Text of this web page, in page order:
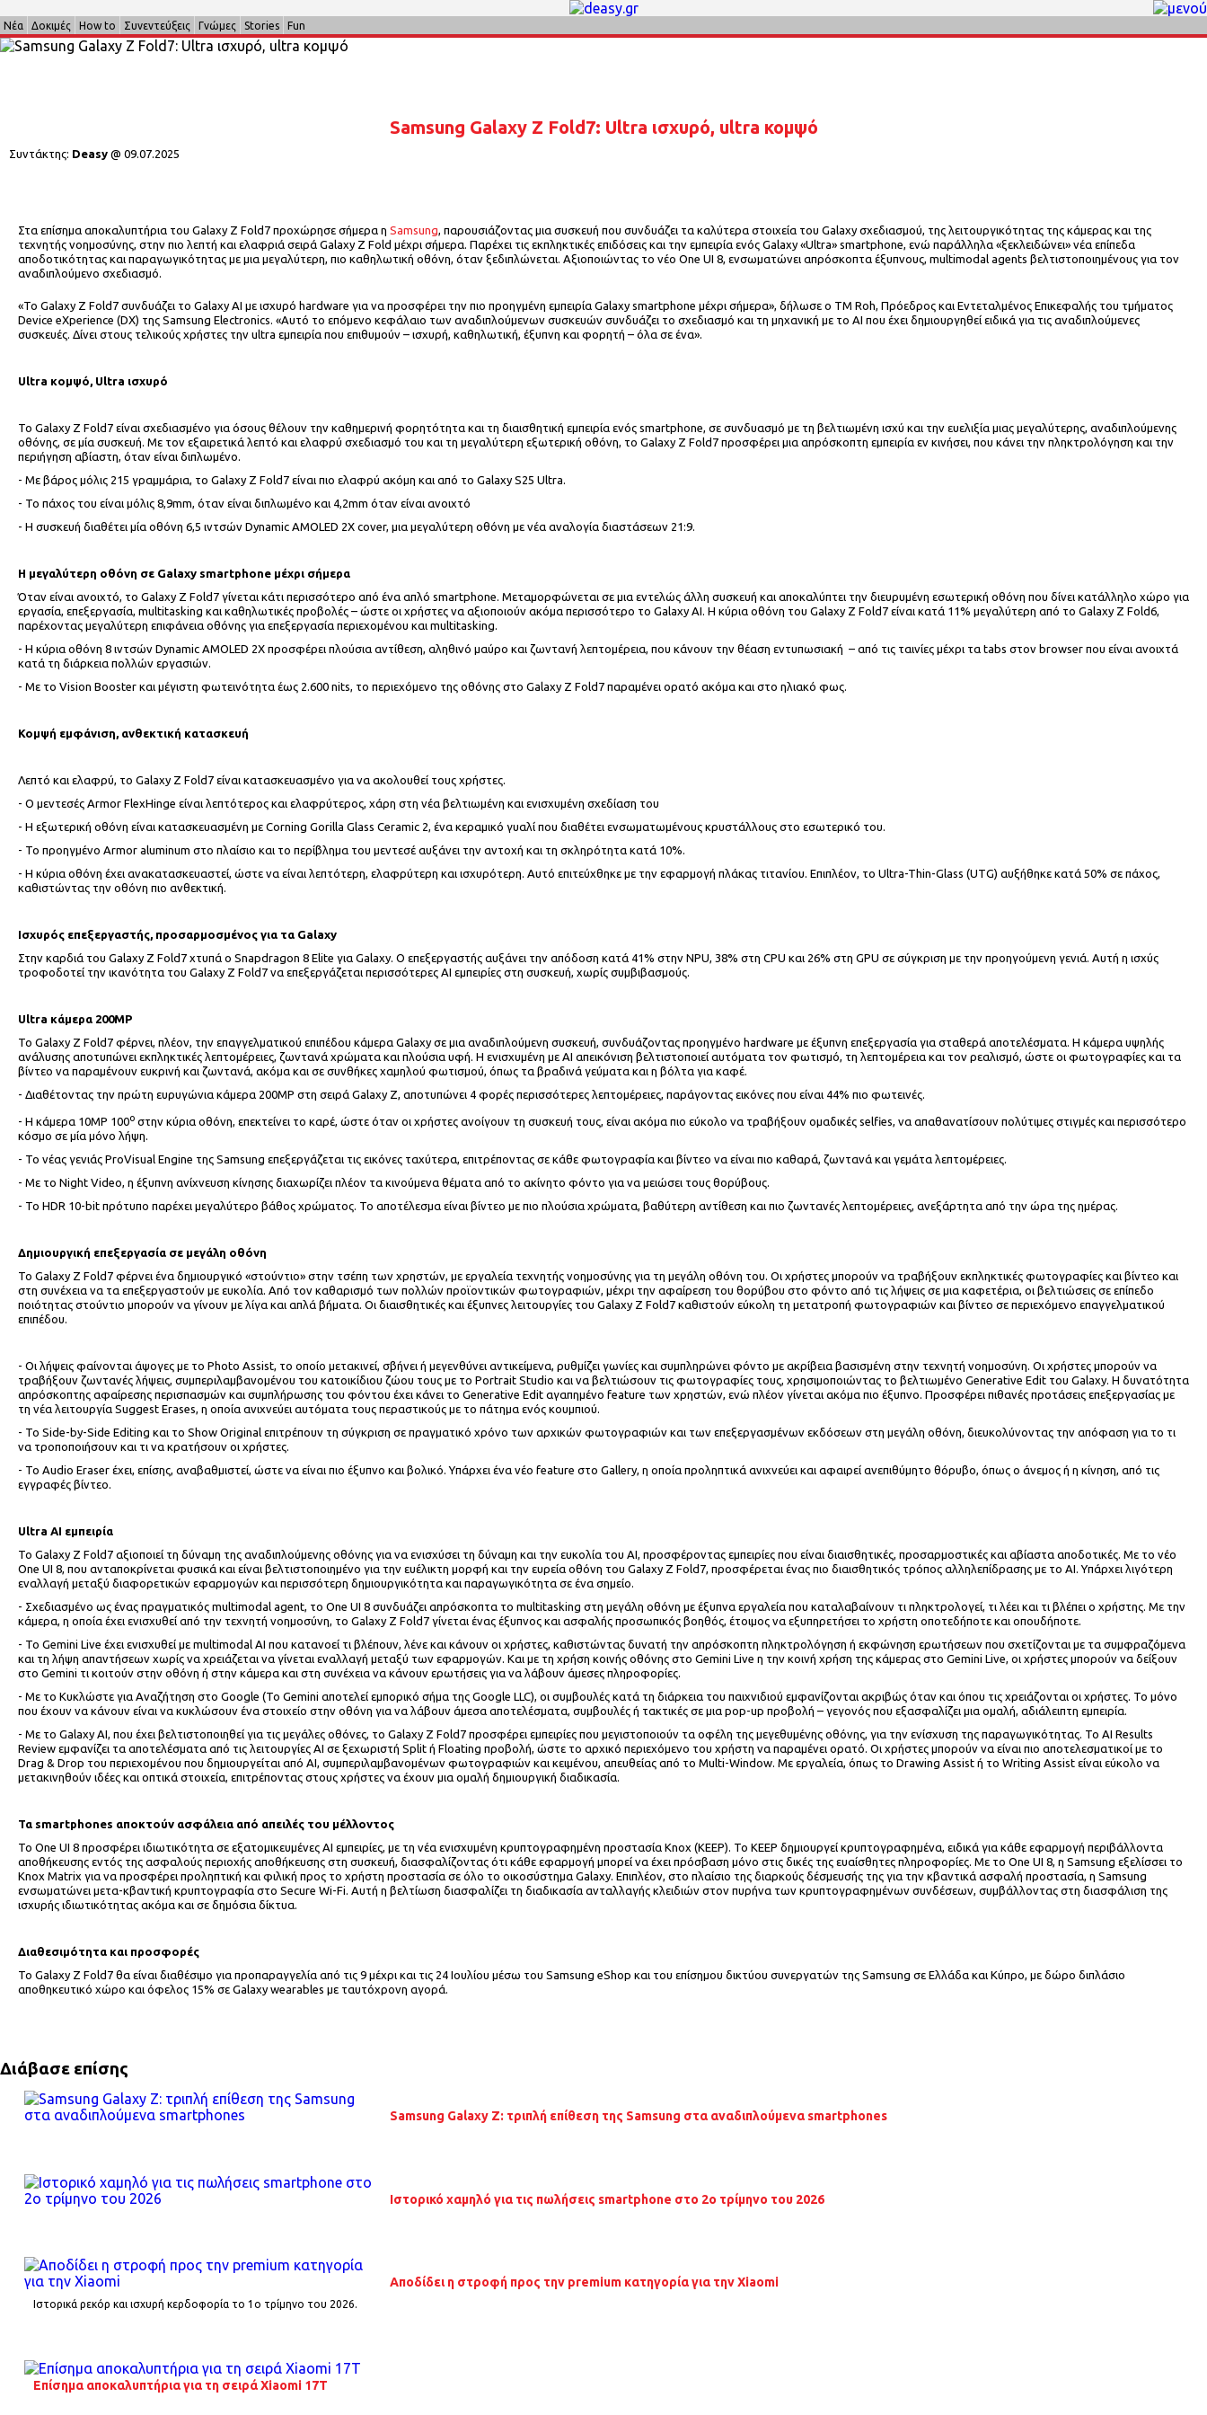
Νέα Δοκιμές How to Συνεντεύξεις Γνώμες Stories Fun
Samsung Galaxy Z Fold7: Ultra ισχυρό, ultra κομψό
Συντάκτης: Deasy @ 09.07.2025
Στα επίσημα αποκαλυπτήρια του Galaxy Z Fold7 προχώρησε σήμερα η Samsung, παρουσιάζοντας μια συσκευή που συνδυάζει τα καλύτερα στοιχεία του Galaxy σχεδιασμού, της λειτουργικότητας της κάμερας και της
τεχνητής νοημοσύνης, στην πιο λεπτή και ελαφριά σειρά Galaxy Z Fold μέχρι σήμερα. Παρέχει τις εκπληκτικές επιδόσεις και την εμπειρία ενός Galaxy «Ultra» smartphone, ενώ παράλληλα «ξεκλειδώνει» νέα επίπεδα
αποδοτικότητας και παραγωγικότητας με μια μεγαλύτερη, πιο καθηλωτική οθόνη, όταν ξεδιπλώνεται. Αξιοποιώντας το νέο One UI 8, ενσωματώνει απρόσκοπτα έξυπνους, multimodal agents βελτιστοποιημένους για τον
αναδιπλούμενο σχεδιασμό.
«Το Galaxy Z Fold7 συνδυάζει το Galaxy AI με ισχυρό hardware για να προσφέρει την πιο προηγμένη εμπειρία Galaxy smartphone μέχρι σήμερα», δήλωσε ο TM Roh, Πρόεδρος και Εντεταλμένος Επικεφαλής του τμήματος
Device eXperience (DX) της Samsung Electronics. «Αυτό το επόμενο κεφάλαιο των αναδιπλούμενων συσκευών συνδυάζει το σχεδιασμό και τη μηχανική με το AI που έχει δημιουργηθεί ειδικά για τις αναδιπλούμενες
συσκευές. Δίνει στους τελικούς χρήστες την ultra εμπειρία που επιθυμούν – ισχυρή, καθηλωτική, έξυπνη και φορητή – όλα σε ένα».
Ultra κομψό, Ultra ισχυρό
Το Galaxy Z Fold7 είναι σχεδιασμένο για όσους θέλουν την καθημερινή φορητότητα και τη διαισθητική εμπειρία ενός smartphone, σε συνδυασμό με τη βελτιωμένη ισχύ και την ευελιξία μιας μεγαλύτερης, αναδιπλούμενης
οθόνης, σε μία συσκευή. Με τον εξαιρετικά λεπτό και ελαφρύ σχεδιασμό του και τη μεγαλύτερη εξωτερική οθόνη, το Galaxy Z Fold7 προσφέρει μια απρόσκοπτη εμπειρία εν κινήσει, που κάνει την πληκτρολόγηση και την
περιήγηση αβίαστη, όταν είναι διπλωμένο.
- Με βάρος μόλις 215 γραμμάρια, το Galaxy Z Fold7 είναι πιο ελαφρύ ακόμη και από το Galaxy S25 Ultra.
- Το πάχος του είναι μόλις 8,9mm, όταν είναι διπλωμένο και 4,2mm όταν είναι ανοιχτό
- Η συσκευή διαθέτει μία οθόνη 6,5 ιντσών Dynamic AMOLED 2X cover, μια μεγαλύτερη οθόνη με νέα αναλογία διαστάσεων 21:9.
Η μεγαλύτερη οθόνη σε Galaxy smartphone μέχρι σήμερα
Όταν είναι ανοιχτό, το Galaxy Z Fold7 γίνεται κάτι περισσότερο από ένα απλό smartphone. Μεταμορφώνεται σε μια εντελώς άλλη συσκευή και αποκαλύπτει την διευρυμένη εσωτερική οθόνη που δίνει κατάλληλο χώρο για
εργασία, επεξεργασία, multitasking και καθηλωτικές προβολές – ώστε οι χρήστες να αξιοποιούν ακόμα περισσότερο το Galaxy AI. Η κύρια οθόνη του Galaxy Z Fold7 είναι κατά 11% μεγαλύτερη από το Galaxy Z Fold6,
παρέχοντας μεγαλύτερη επιφάνεια οθόνης για επεξεργασία περιεχομένου και multitasking.
- Η κύρια οθόνη 8 ιντσών Dynamic AMOLED 2Χ προσφέρει πλούσια αντίθεση, αληθινό μαύρο και ζωντανή λεπτομέρεια, που κάνουν την θέαση εντυπωσιακή – από τις ταινίες μέχρι τα tabs στον browser που είναι ανοιχτά
κατά τη διάρκεια πολλών εργασιών.
- Με το Vision Booster και μέγιστη φωτεινότητα έως 2.600 nits, το περιεχόμενο της οθόνης στο Galaxy Z Fold7 παραμένει ορατό ακόμα και στο ηλιακό φως.
Κομψή εμφάνιση, ανθεκτική κατασκευή
Λεπτό και ελαφρύ, το Galaxy Z Fold7 είναι κατασκευασμένο για να ακολουθεί τους χρήστες.
- Ο μεντεσές Armor FlexHinge είναι λεπτότερος και ελαφρύτερος, χάρη στη νέα βελτιωμένη και ενισχυμένη σχεδίαση του
- Η εξωτερική οθόνη είναι κατασκευασμένη με Corning Gorilla Glass Ceramic 2, ένα κεραμικό γυαλί που διαθέτει ενσωματωμένους κρυστάλλους στο εσωτερικό του.
- Το προηγμένο Armor aluminum στο πλαίσιο και το περίβλημα του μεντεσέ αυξάνει την αντοχή και τη σκληρότητα κατά 10%.
- Η κύρια οθόνη έχει ανακατασκευαστεί, ώστε να είναι λεπτότερη, ελαφρύτερη και ισχυρότερη. Αυτό επιτεύχθηκε με την εφαρμογή πλάκας τιτανίου. Επιπλέον, το Ultra-Thin-Glass (UTG) αυξήθηκε κατά 50% σε πάχος,
καθιστώντας την οθόνη πιο ανθεκτική.
Ισχυρός επεξεργαστής, προσαρμοσμένος για τα Galaxy
Στην καρδιά του Galaxy Z Fold7 χτυπά ο Snapdragon 8 Elite για Galaxy. Ο επεξεργαστής αυξάνει την απόδοση κατά 41% στην NPU, 38% στη CPU και 26% στη GPU σε σύγκριση με την προηγούμενη γενιά. Αυτή η ισχύς
τροφοδοτεί την ικανότητα του Galaxy Z Fold7 να επεξεργάζεται περισσότερες AI εμπειρίες στη συσκευή, χωρίς συμβιβασμούς.
Ultra κάμερα 200MP
Το Galaxy Z Fold7 φέρνει, πλέον, την επαγγελματικού επιπέδου κάμερα Galaxy σε μια αναδιπλούμενη συσκευή, συνδυάζοντας προηγμένο hardware με έξυπνη επεξεργασία για σταθερά αποτελέσματα. Η κάμερα υψηλής
ανάλυσης αποτυπώνει εκπληκτικές λεπτομέρειες, ζωντανά χρώματα και πλούσια υφή. Η ενισχυμένη με AI απεικόνιση βελτιστοποιεί αυτόματα τον φωτισμό, τη λεπτομέρεια και τον ρεαλισμό, ώστε οι φωτογραφίες και τα
βίντεο να παραμένουν ευκρινή και ζωντανά, ακόμα και σε συνθήκες χαμηλού φωτισμού, όπως τα βραδινά γεύματα και η βόλτα για καφέ.
- Διαθέτοντας την πρώτη ευρυγώνια κάμερα 200MP στη σειρά Galaxy Z, αποτυπώνει 4 φορές περισσότερες λεπτομέρειες, παράγοντας εικόνες που είναι 44% πιο φωτεινές.
- Η κάμερα 10MP 100ο στην κύρια οθόνη, επεκτείνει το καρέ, ώστε όταν οι χρήστες ανοίγουν τη συσκευή τους, είναι ακόμα πιο εύκολο να τραβήξουν ομαδικές selfies, να απαθανατίσουν πολύτιμες στιγμές και περισσότερο
κόσμο σε μία μόνο λήψη.
- To νέας γενιάς ProVisual Engine της Samsung επεξεργάζεται τις εικόνες ταχύτερα, επιτρέποντας σε κάθε φωτογραφία και βίντεο να είναι πιο καθαρά, ζωντανά και γεμάτα λεπτομέρειες.
- Με το Night Video, η έξυπνη ανίχνευση κίνησης διαχωρίζει πλέον τα κινούμενα θέματα από το ακίνητο φόντο για να μειώσει τους θορύβους.
- Το HDR 10-bit πρότυπο παρέχει μεγαλύτερο βάθος χρώματος. Το αποτέλεσμα είναι βίντεο με πιο πλούσια χρώματα, βαθύτερη αντίθεση και πιο ζωντανές λεπτομέρειες, ανεξάρτητα από την ώρα της ημέρας.
Δημιουργική επεξεργασία σε μεγάλη οθόνη
Το Galaxy Z Fold7 φέρνει ένα δημιουργικό «στούντιο» στην τσέπη των χρηστών, με εργαλεία τεχνητής νοημοσύνης για τη μεγάλη οθόνη του. Οι χρήστες μπορούν να τραβήξουν εκπληκτικές φωτογραφίες και βίντεο και
στη συνέχεια να τα επεξεργαστούν με ευκολία. Από τον καθαρισμό των πολλών προϊοντικών φωτογραφιών, μέχρι την αφαίρεση του θορύβου στο φόντο από τις λήψεις σε μια καφετέρια, οι βελτιώσεις σε επίπεδο
ποιότητας στούντιο μπορούν να γίνουν με λίγα και απλά βήματα. Οι διαισθητικές και έξυπνες λειτουργίες του Galaxy Z Fold7 καθιστούν εύκολη τη μετατροπή φωτογραφιών και βίντεο σε περιεχόμενο επαγγελματικού
επιπέδου.
- Οι λήψεις φαίνονται άψογες με το Photo Assist, το οποίο μετακινεί, σβήνει ή μεγενθύνει αντικείμενα, ρυθμίζει γωνίες και συμπληρώνει φόντο με ακρίβεια βασισμένη στην τεχνητή νοημοσύνη. Οι χρήστες μπορούν να
τραβήξουν ζωντανές λήψεις, συμπεριλαμβανομένου του κατοικίδιου ζώου τους με το Portrait Studio και να βελτιώσουν τις φωτογραφίες τους, χρησιμοποιώντας το βελτιωμένο Generative Edit του Galaxy. Η δυνατότητα
απρόσκοπτης αφαίρεσης περισπασμών και συμπλήρωσης του φόντου έχει κάνει το Generative Edit αγαπημένο feature των χρηστών, ενώ πλέον γίνεται ακόμα πιο έξυπνο. Προσφέρει πιθανές προτάσεις επεξεργασίας με
τη νέα λειτουργία Suggest Erases, η οποία ανιχνεύει αυτόματα τους περαστικούς με το πάτημα ενός κουμπιού.
- Το Side-by-Side Editing και το Show Original επιτρέπουν τη σύγκριση σε πραγματικό χρόνο των αρχικών φωτογραφιών και των επεξεργασμένων εκδόσεων στη μεγάλη οθόνη, διευκολύνοντας την απόφαση για το τι
να τροποποιήσουν και τι να κρατήσουν οι χρήστες.
- Το Audio Eraser έχει, επίσης, αναβαθμιστεί, ώστε να είναι πιο έξυπνο και βολικό. Υπάρχει ένα νέο feature στο Gallery, η οποία προληπτικά ανιχνεύει και αφαιρεί ανεπιθύμητο θόρυβο, όπως ο άνεμος ή η κίνηση, από τις
εγγραφές βίντεο.
Ultra AI εμπειρία
Το Galaxy Z Fold7 αξιοποιεί τη δύναμη της αναδιπλούμενης οθόνης για να ενισχύσει τη δύναμη και την ευκολία του AI, προσφέροντας εμπειρίες που είναι διαισθητικές, προσαρμοστικές και αβίαστα αποδοτικές. Με το νέο
One UI 8, που ανταποκρίνεται φυσικά και είναι βελτιστοποιημένο για την ευέλικτη μορφή και την ευρεία οθόνη του Galaxy Z Fold7, προσφέρεται ένας πιο διαισθητικός τρόπος αλληλεπίδρασης με το AI. Υπάρχει λιγότερη
εναλλαγή μεταξύ διαφορετικών εφαρμογών και περισσότερη δημιουργικότητα και παραγωγικότητα σε ένα σημείο.
- Σχεδιασμένο ως ένας πραγματικός multimodal agent, το One UI 8 συνδυάζει απρόσκοπτα το multitasking στη μεγάλη οθόνη με έξυπνα εργαλεία που καταλαβαίνουν τι πληκτρολογεί, τι λέει και τι βλέπει ο χρήστης. Με την
κάμερα, η οποία έχει ενισχυθεί από την τεχνητή νοημοσύνη, το Galaxy Z Fold7 γίνεται ένας έξυπνος και ασφαλής προσωπικός βοηθός, έτοιμος να εξυπηρετήσει το χρήστη οποτεδήποτε και οπουδήποτε.
- Το Gemini Live έχει ενισχυθεί με multimodal AI που κατανοεί τι βλέπουν, λένε και κάνουν οι χρήστες, καθιστώντας δυνατή την απρόσκοπτη πληκτρολόγηση ή εκφώνηση ερωτήσεων που σχετίζονται με τα συμφραζόμενα
και τη λήψη απαντήσεων χωρίς να χρειάζεται να γίνεται εναλλαγή μεταξύ των εφαρμογών. Και με τη χρήση κοινής οθόνης στο Gemini Live η την κοινή χρήση της κάμερας στο Gemini Live, οι χρήστες μπορούν να δείξουν
στο Gemini τι κοιτούν στην οθόνη ή στην κάμερα και στη συνέχεια να κάνουν ερωτήσεις για να λάβουν άμεσες πληροφορίες.
- Με το Κυκλώστε για Αναζήτηση στο Google (Το Gemini αποτελεί εμπορικό σήμα της Google LLC), οι συμβουλές κατά τη διάρκεια του παιχνιδιού εμφανίζονται ακριβώς όταν και όπου τις χρειάζονται οι χρήστες. Το μόνο
που έχουν να κάνουν είναι να κυκλώσουν ένα στοιχείο στην οθόνη για να λάβουν άμεσα αποτελέσματα, συμβουλές ή τακτικές σε μια pop-up προβολή – γεγονός που εξασφαλίζει μια ομαλή, αδιάλειπτη εμπειρία.
- Με το Galaxy AI, που έχει βελτιστοποιηθεί για τις μεγάλες οθόνες, το Galaxy Z Fold7 προσφέρει εμπειρίες που μεγιστοποιούν τα οφέλη της μεγεθυμένης οθόνης, για την ενίσχυση της παραγωγικότητας. Το AI Results
Review εμφανίζει τα αποτελέσματα από τις λειτουργίες AI σε ξεχωριστή Split ή Floating προβολή, ώστε το αρχικό περιεχόμενο του χρήστη να παραμένει ορατό. Οι χρήστες μπορούν να είναι πιο αποτελεσματικοί με το
Drag & Drop του περιεχομένου που δημιουργείται από AI, συμπεριλαμβανομένων φωτογραφιών και κειμένου, απευθείας από το Multi-Window. Με εργαλεία, όπως το Drawing Assist ή το Writing Assist είναι εύκολο να
μετακινηθούν ιδέες και οπτικά στοιχεία, επιτρέποντας στους χρήστες να έχουν μια ομαλή δημιουργική διαδικασία.
Τα smartphones αποκτούν ασφάλεια από απειλές του μέλλοντος
Το One UI 8 προσφέρει ιδιωτικότητα σε εξατομικευμένες AI εμπειρίες, με τη νέα ενισχυμένη κρυπτογραφημένη προστασία Knox (KEEP). Το KEEP δημιουργεί κρυπτογραφημένα, ειδικά για κάθε εφαρμογή περιβάλλοντα
αποθήκευσης εντός της ασφαλούς περιοχής αποθήκευσης στη συσκευή, διασφαλίζοντας ότι κάθε εφαρμογή μπορεί να έχει πρόσβαση μόνο στις δικές της ευαίσθητες πληροφορίες. Με το One UI 8, η Samsung εξελίσσει το
Knox Matrix για να προσφέρει προληπτική και φιλική προς το χρήστη προστασία σε όλο το οικοσύστημα Galaxy. Επιπλέον, στο πλαίσιο της διαρκούς δέσμευσής της για την κβαντικά ασφαλή προστασία, η Samsung
ενσωματώνει μετα-κβαντική κρυπτογραφία στο Secure Wi-Fi. Αυτή η βελτίωση διασφαλίζει τη διαδικασία ανταλλαγής κλειδιών στον πυρήνα των κρυπτογραφημένων συνδέσεων, συμβάλλοντας στη διασφάλιση της
ισχυρής ιδιωτικότητας ακόμα και σε δημόσια δίκτυα.
Διαθεσιμότητα και προσφορές
Το Galaxy Z Fold7 θα είναι διαθέσιμο για προπαραγγελία από τις 9 μέχρι και τις 24 Ιουλίου μέσω του Samsung eShop και του επίσημου δικτύου συνεργατών της Samsung σε Ελλάδα και Κύπρο, με δώρο διπλάσιο
αποθηκευτικό χώρο και όφελος 15% σε Galaxy wearables με ταυτόχρονη αγορά.
Διάβασε επίσης
Samsung Galaxy Z: τριπλή επίθεση της Samsung στα αναδιπλούμενα smartphones
Ιστορικό χαμηλό για τις πωλήσεις smartphone στο 2ο τρίμηνο του 2026
Αποδίδει η στροφή προς την premium κατηγορία για την Xiaomi
Ιστορικά ρεκόρ και ισχυρή κερδοφορία το 1o τρίμηνο του 2026.
Επίσημα αποκαλυπτήρια για τη σειρά Xiaomi 17T